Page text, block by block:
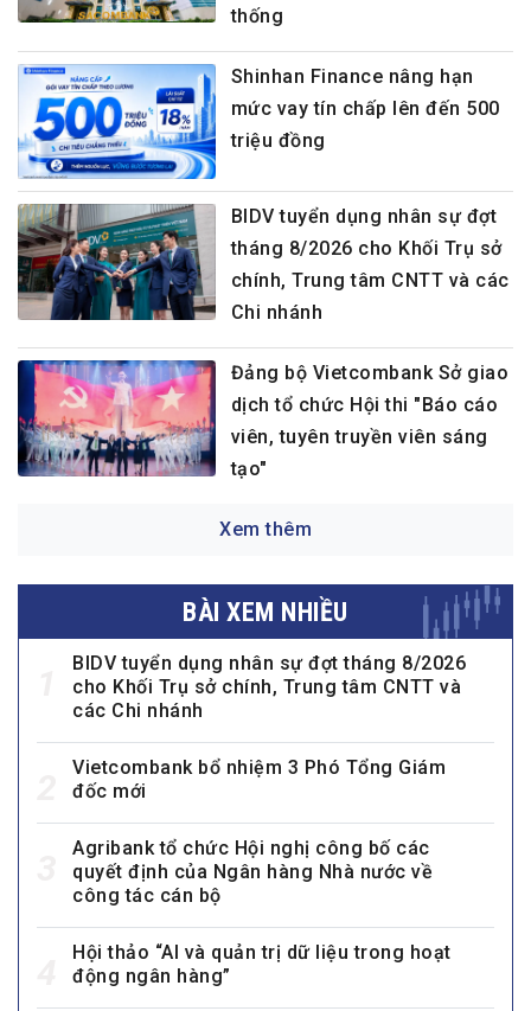
thống
Shinhan Finance nâng hạn
mức vay tín chấp lên đến 500
triệu đồng
BIDV tuyển dụng nhân sự đợt
tháng 8/2026 cho Khối Trụ sở
chính, Trung tâm CNTT và các
Chi nhánh
Đảng bộ Vietcombank Sở giao
dịch tổ chức Hội thi "Báo cáo
viên, tuyên truyền viên sáng
tạo"
Xem thêm
BÀI XEM NHIỀU
BIDV tuyển dụng nhân sự đợt tháng 8/2026
cho Khối Trụ sở chính, Trung tâm CNTT và
các Chi nhánh
Vietcombank bổ nhiệm 3 Phó Tổng Giám
đốc mới
Agribank tổ chức Hội nghị công bố các
quyết định của Ngân hàng Nhà nước về
công tác cán bộ
Hội thảo “AI và quản trị dữ liệu trong hoạt
động ngân hàng”